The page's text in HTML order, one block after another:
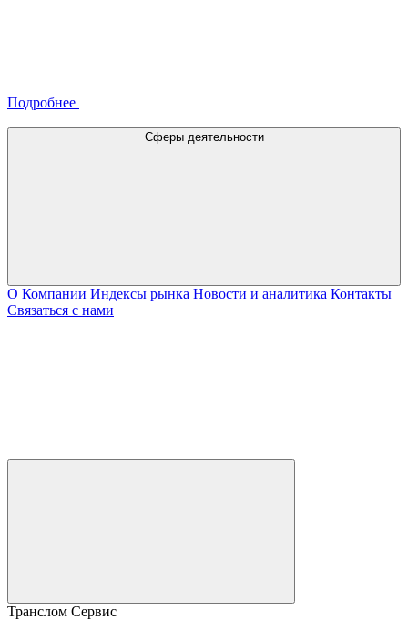
Подробнее
Сферы деятельности
О Компании Индексы рынка Новости и аналитика Контакты
Связаться с нами
Транслом Сервис